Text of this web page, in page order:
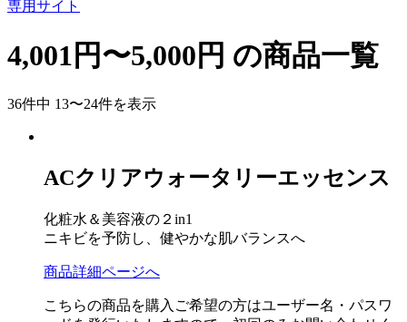
専用サイト
4,001円〜5,000円 の商品一覧
36件中 13〜24件を表示
ACクリアウォータリーエッセンス
化粧水＆美容液の２in1
ニキビを予防し、健やかな肌バランスへ
商品詳細ページへ
こちらの商品を購入ご希望の方はユーザー名・パスワ